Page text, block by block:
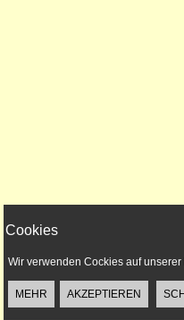
Cookies
Wir verwenden Cockies auf